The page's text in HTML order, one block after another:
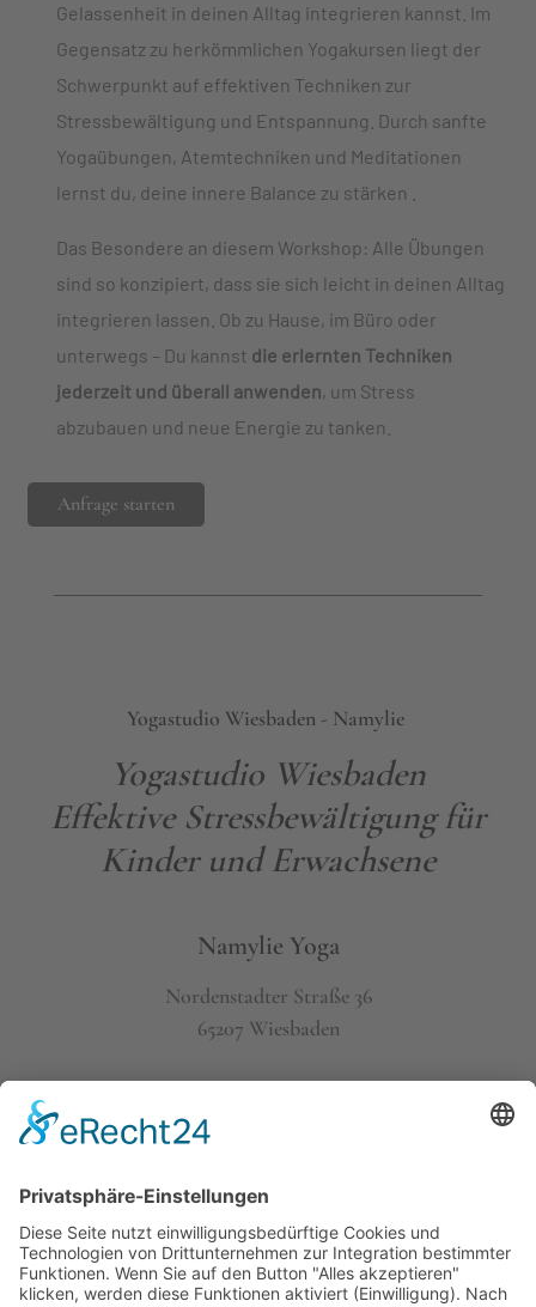
Gelassenheit in deinen Alltag integrieren kannst. Im
Gegensatz zu herkömmlichen Yogakursen liegt der
Schwerpunkt auf effektiven Techniken zur
Stressbewältigung und Entspannung. Durch sanfte
Yogaübungen, Atemtechniken und Meditationen
lernst du, deine innere Balance zu stärken .
Das Besondere an diesem Workshop: Alle Übungen
sind so konzipiert, dass sie sich leicht in deinen Alltag
integrieren lassen. Ob zu Hause, im Büro oder
unterwegs – Du kannst die erlernten Techniken
jederzeit und überall anwenden, um Stress
abzubauen und neue Energie zu tanken.
Anfrage starten
Yogastudio Wiesbaden - Namylie
Yogastudio Wiesbaden
Effektive Stressbewältigung für
Kinder und Erwachsene
Namylie Yoga
Nordenstadter Straße 36
65207 Wiesbaden
kontakt@namylie.de
Yogastudio Wiesbaden